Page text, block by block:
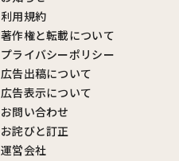
利用規約
著作権と転載について
プライバシーポリシー
広告出稿について
広告表示について
お問い合わせ
お詫びと訂正
運営会社